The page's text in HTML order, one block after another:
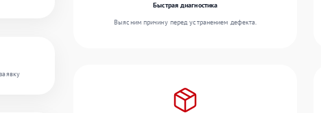
Быстрая диагностика
Выясним причину перед устранением дефекта.